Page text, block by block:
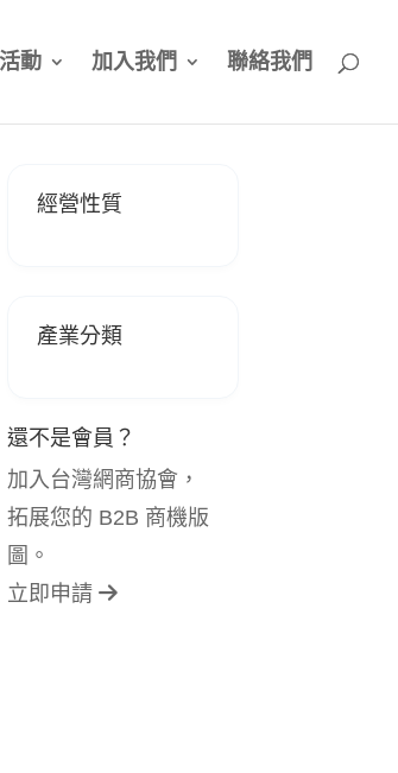
動 加入我們 聯絡我們
經營性質
產業分類
還不是會員？
加入台灣網商協會，
拓展您的 B2B 商機版
圖。
立即申請